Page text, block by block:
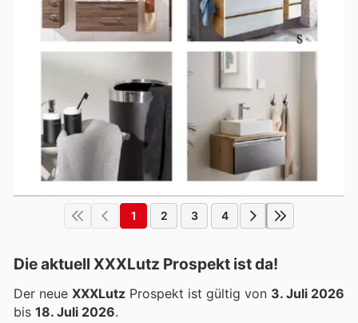
1 2 3 4
Die aktuell XXXLutz Prospekt ist da!
Der neue XXXLutz Prospekt ist gültig von 3. Juli 2026
bis 18. Juli 2026.